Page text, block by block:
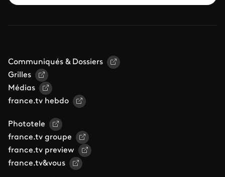
Communiqués & Dossiers
Grilles
Médias
france.tv hebdo
Phototele
france.tv groupe
france.tv preview
france.tv&vous